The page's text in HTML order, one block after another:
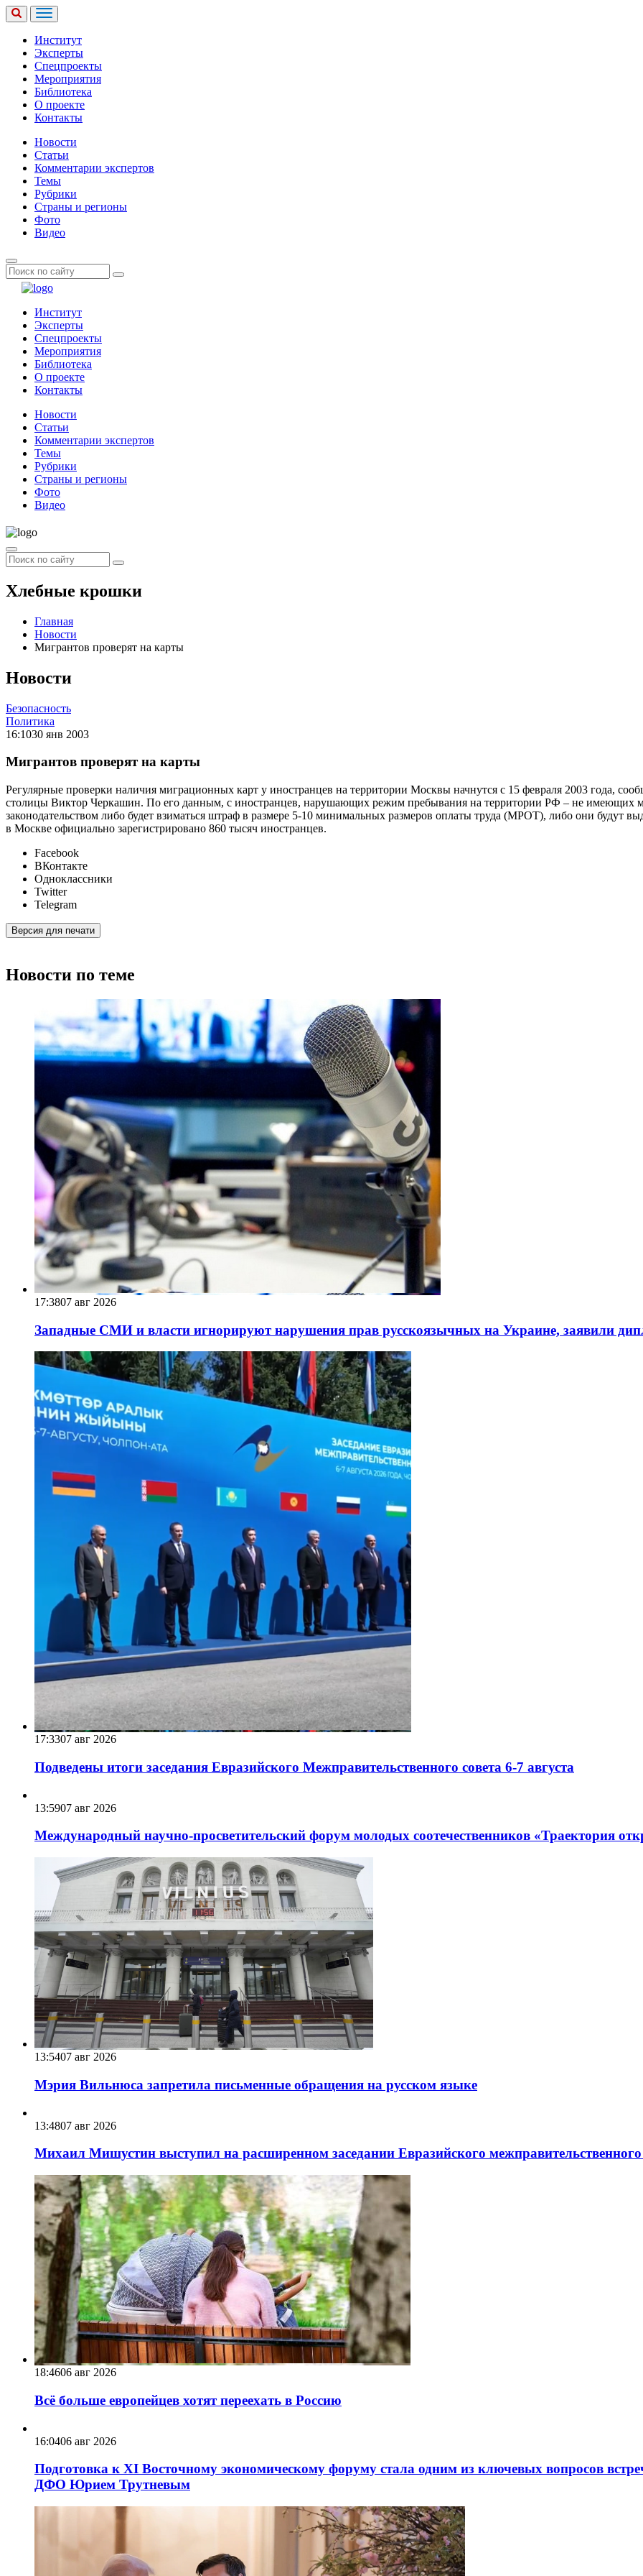
Институт
Эксперты
Спецпроекты
Мероприятия
Библиотека
О проекте
Контакты
Новости
Статьи
Комментарии экспертов
Темы
Рубрики
Страны и регионы
Фото
Видео
Институт
Эксперты
Спецпроекты
Мероприятия
Библиотека
О проекте
Контакты
Новости
Статьи
Комментарии экспертов
Темы
Рубрики
Страны и регионы
Фото
Видео
Хлебные крошки
Главная
Новости
Мигрантов проверят на карты
Новости
Безопасность
Политика
16:1030 янв 2003
Мигрантов проверят на карты
Регулярные проверки наличия миграционных карт у иностранцев на территории Москвы начнутся с 15 февраля 2003 года,
столицы Виктор Черкашин. По его данным, с иностранцев, нарушающих режим пребывания на территории РФ – не имеющих
законодательством либо будет взиматься штраф в размере 5-10 минимальных размеров оплаты труда (МРОТ), либо они будут
в Москве официально зарегистрировано 860 тысяч иностранцев.
Facebook
ВКонтакте
Одноклассники
Twitter
Telegram
Версия для печати
Новости по теме
17:3807 авг 2026
Западные СМИ и власти игнорируют нарушения прав русскоязычных на Украине, заявили
17:3307 авг 2026
Подведены итоги заседания Евразийского Межправительственного совета 6-7 августа
13:5907 авг 2026
Международный научно-просветительский форум молодых соотечественников «Траектория
13:5407 авг 2026
Мэрия Вильнюса запретила письменные обращения на русском языке
13:4807 авг 2026
Михаил Мишустин выступил на расширенном заседании Евразийского
18:4606 авг 2026
Всё больше европейцев хотят переехать в Россию
16:0406 авг 2026
Подготовка к XI Восточному экономическому форуму стала одним из ключевых вопросов
ДФО Юрием Трутневым